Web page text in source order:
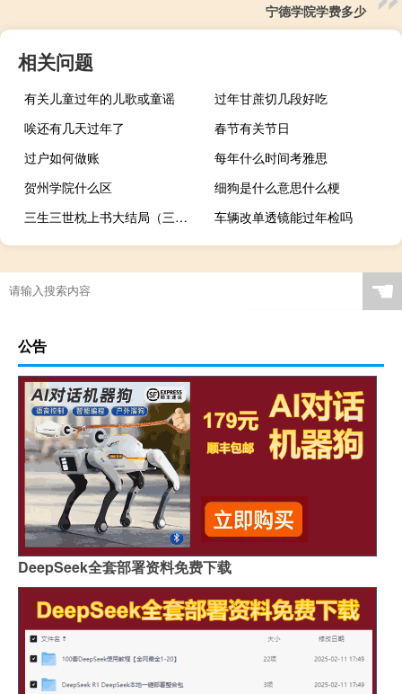
宁德学院学费多少
相关问题
有关儿童过年的儿歌或童谣
过年甘蔗切几段好吃
唉还有几天过年了
春节有关节日
过户如何做账
每年什么时间考雅思
贺州学院什么区
细狗是什么意思什么梗
三生三世枕上书大结局（三生三世枕上书漫画）
车辆改单透镜能过年检吗
☚
公告
DeepSeek全套部署资料免费下载